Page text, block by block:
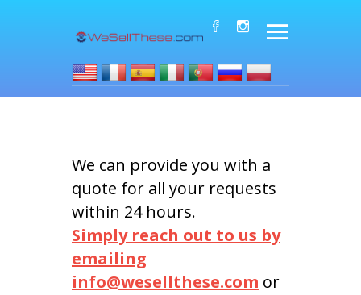
We can provide you with a
quote for all your requests
within 24 hours.
Simply reach out to us by
emailing
info@wesellthese.com or